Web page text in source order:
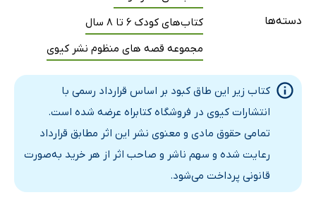
دسته‌ها
کتاب‌های کودک 6 تا 8 سال
مجموعه قصه های منظوم نشر کیوی
کتاب زیر این طاق کبود بر اساس قرارداد رسمی با
انتشارات کیوی در فروشگاه کتابراه عرضه شده است.
تمامی حقوق مادی و معنوی نشر این اثر مطابق قرارداد
رعایت شده و سهم ناشر و صاحب اثر از هر خرید به‌صورت
قانونی پرداخت می‌شود.